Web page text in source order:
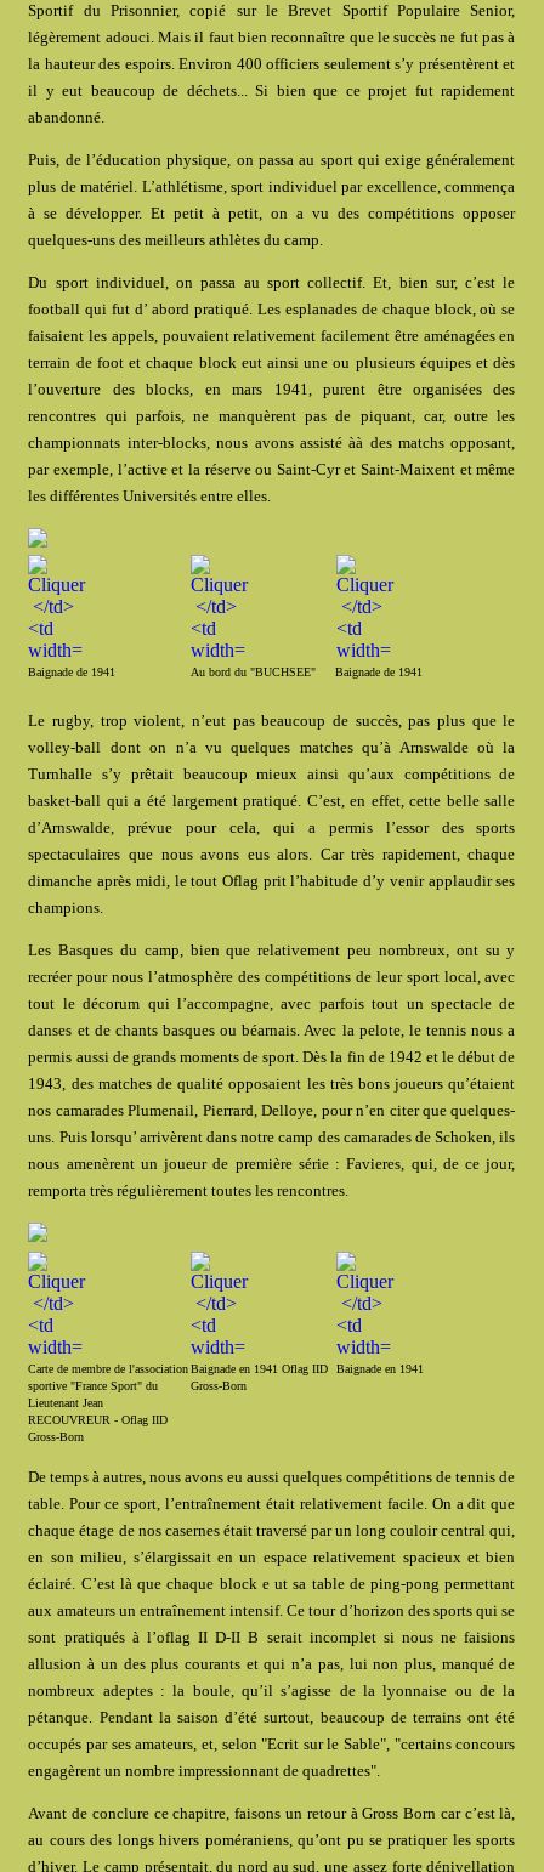
Sportif du Prisonnier, copié sur le Brevet Sportif Populaire Senior,
légèrement adouci. Mais il faut bien reconnaître que le succès ne fut pas à
la hauteur des espoirs. Environ 400 officiers seulement s’y présentèrent et
il y eut beaucoup de déchets... Si bien que ce projet fut rapidement
abandonné.
Puis, de l’éducation physique, on passa au sport qui exige généralement
plus de matériel. L’athlétisme, sport individuel par excellence, commença
à se développer. Et petit à petit, on a vu des compétitions opposer
quelques-uns des meilleurs athlètes du camp.
Du sport individuel, on passa au sport collectif. Et, bien sur, c’est le
football qui fut d’ abord pratiqué. Les esplanades de chaque block, où se
faisaient les appels, pouvaient relativement facilement être aménagées en
terrain de foot et chaque block eut ainsi une ou plusieurs équipes et dès
l’ouverture des blocks, en mars 1941, purent être organisées des
rencontres qui parfois, ne manquèrent pas de piquant, car, outre les
championnats inter-blocks, nous avons assisté àà des matchs opposant,
par exemple, l’active et la réserve ou Saint-Cyr et Saint-Maixent et même
les différentes Universités entre elles.
Baignade de 1941 Au bord du "BUCHSEE" Baignade de 1941
Le rugby, trop violent, n’eut pas beaucoup de succès, pas plus que le
volley-ball dont on n’a vu quelques matches qu’à Arnswalde où la
Turnhalle s’y prêtait beaucoup mieux ainsi qu’aux compétitions de
basket-ball qui a été largement pratiqué. C’est, en effet, cette belle salle
d’Arnswalde, prévue pour cela, qui a permis l’essor des sports
spectaculaires que nous avons eus alors. Car très rapidement, chaque
dimanche après midi, le tout Oflag prit l’habitude d’y venir applaudir ses
champions.
Les Basques du camp, bien que relativement peu nombreux, ont su y
recréer pour nous l’atmosphère des compétitions de leur sport local, avec
tout le décorum qui l’accompagne, avec parfois tout un spectacle de
danses et de chants basques ou béarnais. Avec la pelote, le tennis nous a
permis aussi de grands moments de sport. Dès la fin de 1942 et le début de
1943, des matches de qualité opposaient les très bons joueurs qu’étaient
nos camarades Plumenail, Pierrard, Delloye, pour n’en citer que quelques-
uns. Puis lorsqu’ arrivèrent dans notre camp des camarades de Schoken, ils
nous amenèrent un joueur de première série : Favieres, qui, de ce jour,
remporta très régulièrement toutes les rencontres.
Carte de membre de l'association
sportive "France Sport" du
Lieutenant Jean
RECOUVREUR - Oflag IID
Gross-Born
Baignade en 1941 Oflag IID
Gross-Born
Baignade en 1941
De temps à autres, nous avons eu aussi quelques compétitions de tennis de
table. Pour ce sport, l’entraînement était relativement facile. On a dit que
chaque étage de nos casernes était traversé par un long couloir central qui,
en son milieu, s’élargissait en un espace relativement spacieux et bien
éclairé. C’est là que chaque block e ut sa table de ping-pong permettant
aux amateurs un entraînement intensif. Ce tour d’horizon des sports qui se
sont pratiqués à l’oflag II D-II B serait incomplet si nous ne faisions
allusion à un des plus courants et qui n’a pas, lui non plus, manqué de
nombreux adeptes : la boule, qu’il s’agisse de la lyonnaise ou de la
pétanque. Pendant la saison d’été surtout, beaucoup de terrains ont été
occupés par ses amateurs, et, selon "Ecrit sur le Sable", "certains concours
engagèrent un nombre impressionnant de quadrettes".
Avant de conclure ce chapitre, faisons un retour à Gross Born car c’est là,
au cours des longs hivers poméraniens, qu’ont pu se pratiquer les sports
d’hiver. Le camp présentait, du nord au sud, une assez forte dénivellation